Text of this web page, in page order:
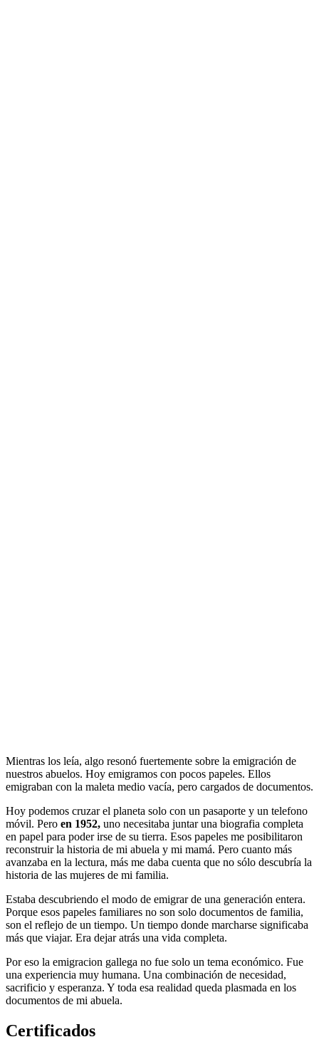
Mientras los leía, algo resonó fuertemente sobre la emigración de
nuestros abuelos. Hoy emigramos con pocos papeles. Ellos
emigraban con la maleta medio vacía, pero cargados de documentos.
Hoy podemos cruzar el planeta solo con un pasaporte y un telefono
móvil. Pero en 1952, uno necesitaba juntar una biografia completa
en papel para poder irse de su tierra. Esos papeles me posibilitaron
reconstruir la historia de mi abuela y mi mamá. Pero cuanto más
avanzaba en la lectura, más me daba cuenta que no sólo descubría la
historia de las mujeres de mi familia.
Estaba descubriendo el modo de emigrar de una generación entera.
Porque esos papeles familiares no son solo documentos de familia,
son el reflejo de un tiempo. Un tiempo donde marcharse significaba
más que viajar. Era dejar atrás una vida completa.
Por eso la emigracion gallega no fue solo un tema económico. Fue
una experiencia muy humana. Una combinación de necesidad,
sacrificio y esperanza. Y toda esa realidad queda plasmada en los
documentos de mi abuela.
Certificados